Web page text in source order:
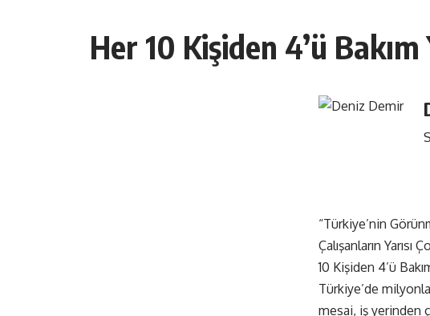
Her 10 Kişiden 4’ü
“Türkiye’nin
Çalışanların Yarısı
10 Kişiden 4’ü
Türkiye’de
mesai, iş yerinden